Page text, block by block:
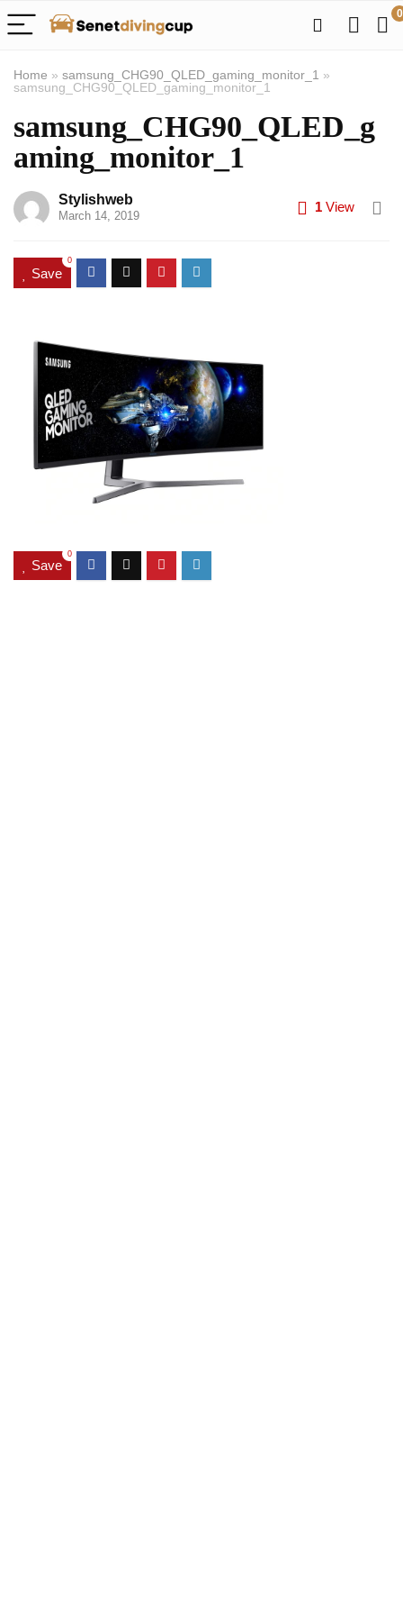
0
Home » samsung_CHG90_QLED_gaming_monitor_1 »
samsung_CHG90_QLED_gaming_monitor_1
samsung_CHG90_QLED_g
aming_monitor_1
Stylishweb
March 14, 2019
1 View
Save
0
Save
0